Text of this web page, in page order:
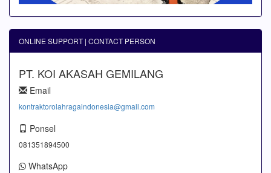
ONLINE SUPPORT | CONTACT PERSON
PT. KOI AKASAH GEMILANG
Email
kontraktorolahragaindonesia@gmail.com
Ponsel
081351894500
WhatsApp